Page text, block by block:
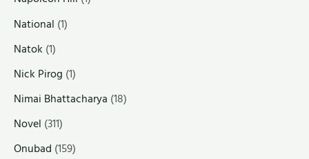
National (1)
Natok (1)
Nick Pirog (1)
Nimai Bhattacharya (18)
Novel (311)
Onubad (159)